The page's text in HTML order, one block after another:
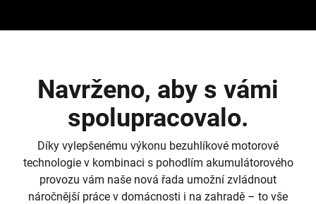
Navrženo, aby s vámi
spolupracovalo.
Díky vylepšenému výkonu bezuhlíkové motorové
technologie v kombinaci s pohodlím akumulátorového
provozu vám naše nová řada umožní zvládnout
náročnější práce v domácnosti i na zahradě – to vše